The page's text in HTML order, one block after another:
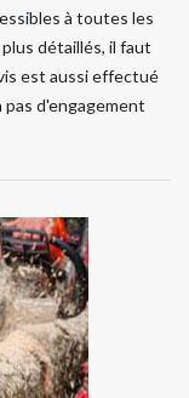
à toutes les
détaillés, il faut
est aussi effectué
pas d'engagement